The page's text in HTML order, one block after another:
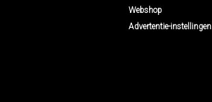
Webshop
Advertentie-instellingen